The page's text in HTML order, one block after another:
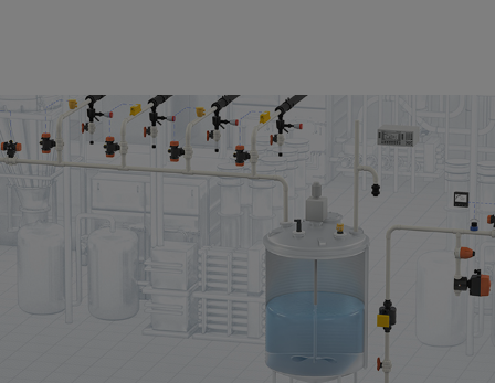
Blanding / batching
GF Industry and Infrastructure Flow Solutions har en
omfattende produktpalette, der overholder de respektive